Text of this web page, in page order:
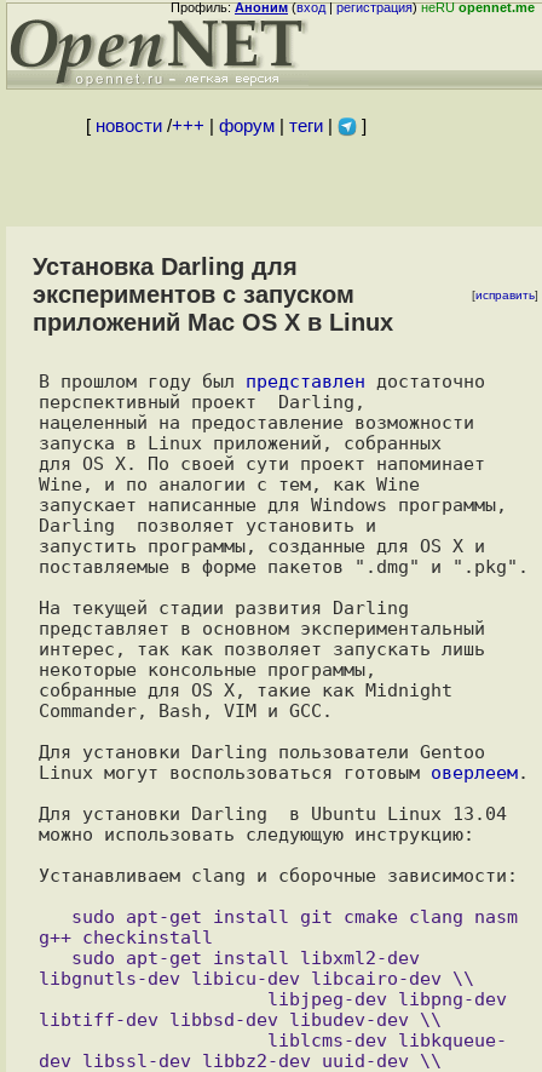
Профиль:Аноним(вход|регистрация)неRUopennet.me
[ новости/+++ форум| теги| ]
Установка Darling для
экспериментов с запуском
приложений Mac OS X в Linux
[исправить]
В прошлом году был представлен достаточно
перспективный проект  Darling,
нацеленный на предоставление возможности
запуска в Linux приложений, собранных
для OS X. По своей сути проект напоминает
Wine, и по аналогии с тем, как Wine
запускает написанные для Windows программы,
Darling  позволяет установить и
запустить программы, созданные для OS X и
поставляемые в форме пакетов ".dmg" и ".pkg".
На текущей стадии развития Darling
представляет в основном экспериментальный
интерес, так как позволяет запускать лишь
некоторые консольные программы,
собранные для OS X, такие как Midnight
Commander, Bash, VIM и GCC.
Для установки Darling пользователи Gentoo
Linux могут воспользоваться готовым оверлеем.
Для установки Darling  в Ubuntu Linux 13.04
можно использовать следующую инструкцию:
Устанавливаем clang и сборочные зависимости:
g++ checkinstall
libgnutls-dev libicu-dev libcairo-dev \\
libtiff-dev libbsd-dev libudev-dev \\
dev libssl-dev libbz2-dev uuid-dev \\